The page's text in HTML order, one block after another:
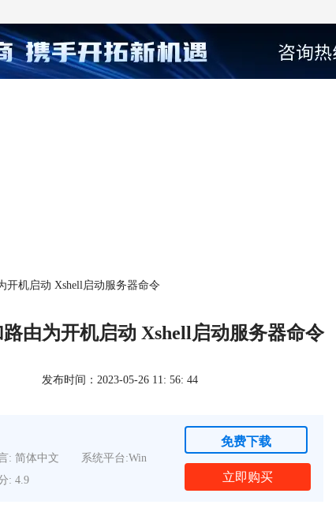
开机启动 Xshell启动服务器命令
由为开机启动 Xshell启动服务器命令
发布时间：2023-05-26 11: 56: 44
: 简体中文
系统平台:Win
: 4.9
免费下载
立即购买